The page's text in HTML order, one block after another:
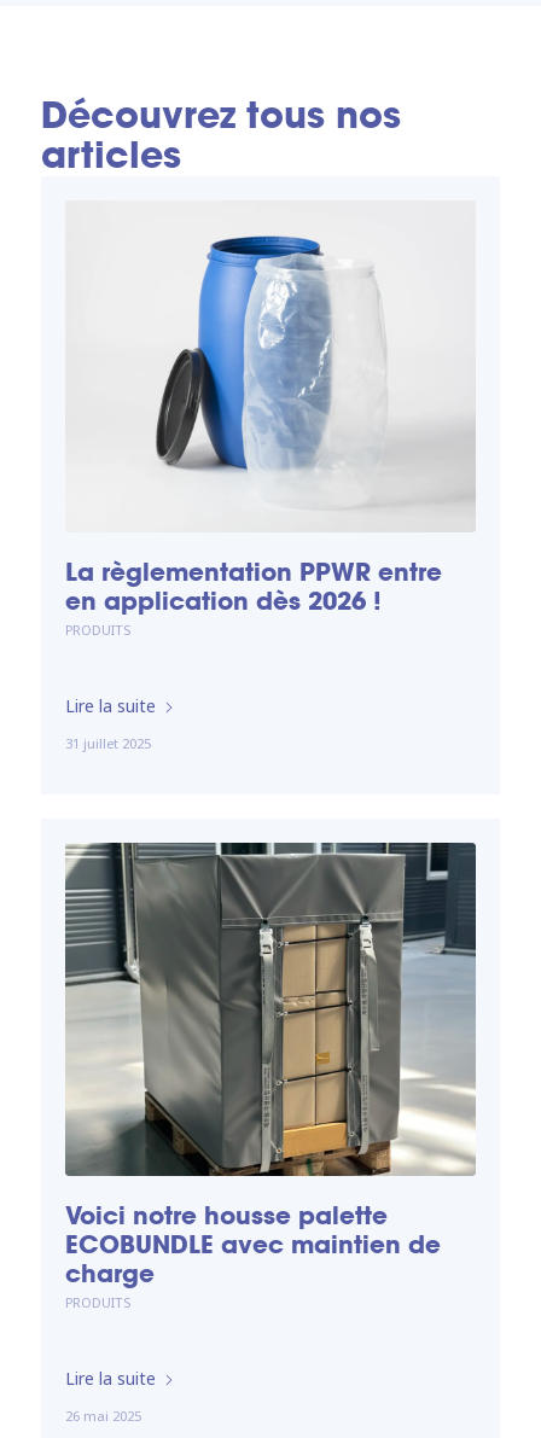
Découvrez tous nos
articles
La règlementation PPWR entre
en application dès 2026 !
PRODUITS
Lire la suite
31 juillet 2025
Voici notre housse palette
ECOBUNDLE avec maintien de
charge
PRODUITS
Lire la suite
26 mai 2025